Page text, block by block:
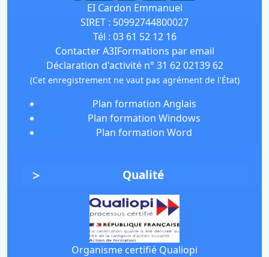
EI Cardon Emmanuel
SIRET : 50992744800027
Tél : 03 61 52 12 16
Contacter A3IFormations par email
Déclaration d'activité n° 31 62 02139 62
(Cet enregistrement ne vaut pas agrément de l'État)
Plan formation Anglais
Plan formation Windows
Plan formation Word
Qualité
Organisme certifié Qualiopi